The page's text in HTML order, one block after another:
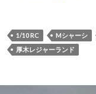
1/10 RC Mシャーシ
厚木レジャーランド